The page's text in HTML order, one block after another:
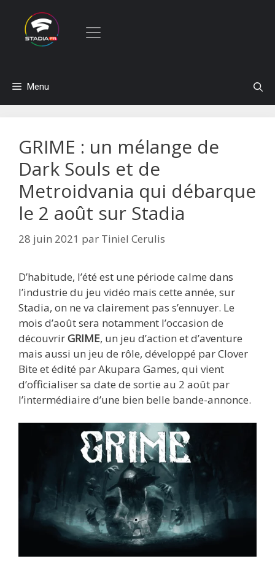
contenu
Menu
GRIME : un mélange de
Dark Souls et de
Metroidvania qui débarque
le 2 août sur Stadia
28 juin 2021 par Tiniel Cerulis
D’habitude, l’été est une période calme dans
l’industrie du jeu vidéo mais cette année, sur
Stadia, on ne va clairement pas s’ennuyer. Le
mois d’août sera notamment l’occasion de
découvrirGRIME, un jeu d’action et d’aventure
mais aussi un jeu de rôle, développé par Clover
Bite et édité par Akupara Games, qui vient
d’officialiser sa date de sortie au 2 août par
l’intermédiaire d’une bien belle bande-annonce.